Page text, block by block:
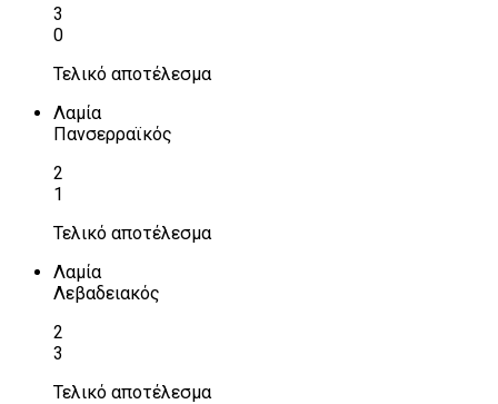
3
0
Τελικό αποτέλεσμα
Λαμία
Πανσερραϊκός
2
1
Τελικό αποτέλεσμα
Λαμία
Λεβαδειακός
2
3
Τελικό αποτέλεσμα